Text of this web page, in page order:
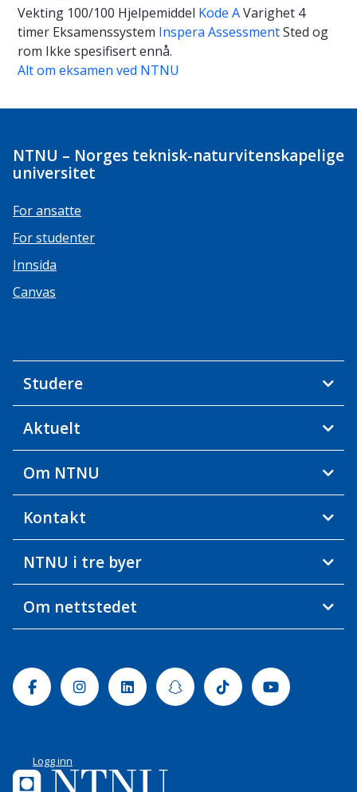
Vekting 100/100 Hjelpemiddel Kode AVarighet 4
timer Eksamenssystem Inspera AssessmentSted og
rom Ikke spesifisert ennå.
Alt om eksamen ved NTNU
NTNU – Norges teknisk-naturvitenskapelige
universitet
For ansatte
For studenter
Innsida
Canvas
Studere
Aktuelt
Om NTNU
Kontakt
NTNU i tre byer
Om nettstedet
FacebookInstagramLinkedinSnapchatTiktok Youtube
Logg inn